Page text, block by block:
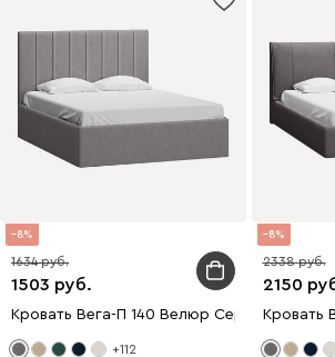
8
1503
1634
Кровать Вега-П 140 Велюр Серый
+112
8
2150
2338
Кровать